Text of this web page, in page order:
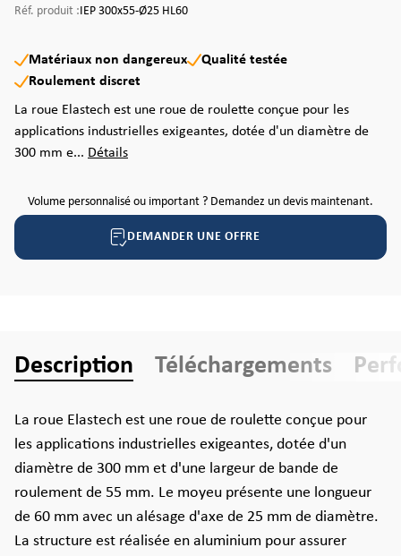
Réf. produit :IEP 300x55-Ø25 HL60
Matériaux non dangereux
Qualité testée
Roulement discret
La roue Elastech est une roue de roulette conçue pour les
applications industrielles exigeantes, dotée d'un diamètre de
300 mm e... Détails
Volume personnalisé ou important ? Demandez un devis maintenant.
DEMANDER UNE OFFRE
Description Téléchargements
La roue Elastech est une roue de roulette conçue pour
les applications industrielles exigeantes, dotée d'un
diamètre de 300 mm et d'une largeur de bande de
roulement de 55 mm. Le moyeu présente une longueur
de 60 mm avec un alésage d'axe de 25 mm de diamètre.
La structure est réalisée en aluminium pour assurer